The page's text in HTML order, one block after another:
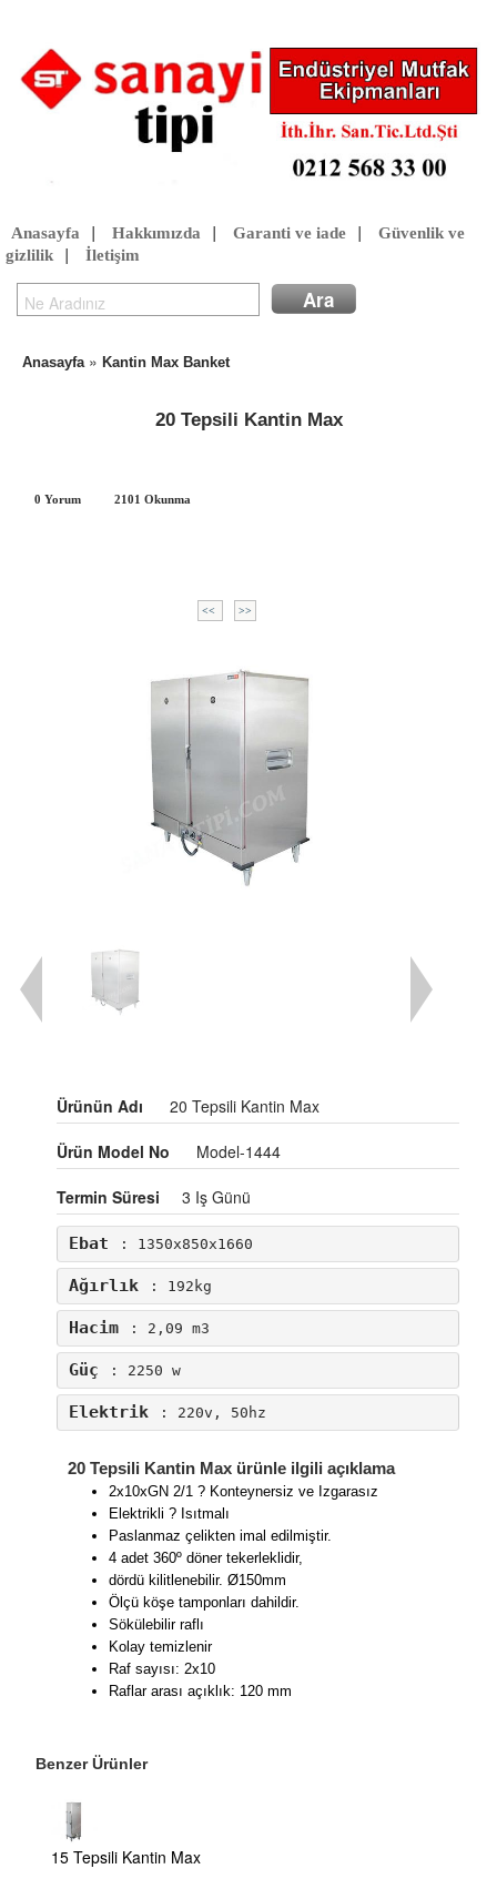
Anasayfa Hakkımızda Garanti ve iade
Güvenlik ve
gizlilik
İletişim
Anasayfa» Kantin Max Banket
20 Tepsili Kantin Max
0 Yorum 2101 Okunma
<< >>
Ürünün Adı 20 Tepsili Kantin Max
Ürün Model No Model-1444
Termin Süresi 3 Iş Günü
Ebat : 1350x850x1660
Ağırlık : 192kg
Hacim : 2,09 m3
Güç : 2250 w
Elektrik : 220v, 50hz
20 Tepsili Kantin Max ürünle ilgili açıklama
2x10xGN 2/1 ? Konteynersiz ve Izgarasız
Elektrikli ? Isıtmalı
Paslanmaz çelikten imal edilmiştir.
4 adet 360º döner tekerleklidir,
dördü kilitlenebilir. Ø150mm
Ölçü köşe tamponları dahildir.
Sökülebilir raflı
Kolay temizlenir
Raf sayısı: 2x10
Raflar arası açıklık: 120 mm
Benzer Ürünler
15 Tepsili Kantin Max